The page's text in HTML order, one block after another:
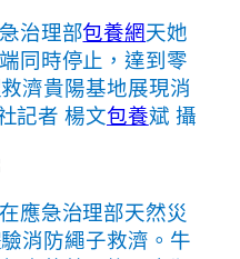
治理部包養網天她
同時停止，達到零
濟貴陽基地展現消
記者 楊文包養斌 攝
應急治理部天然災
消防繩子救濟。牛